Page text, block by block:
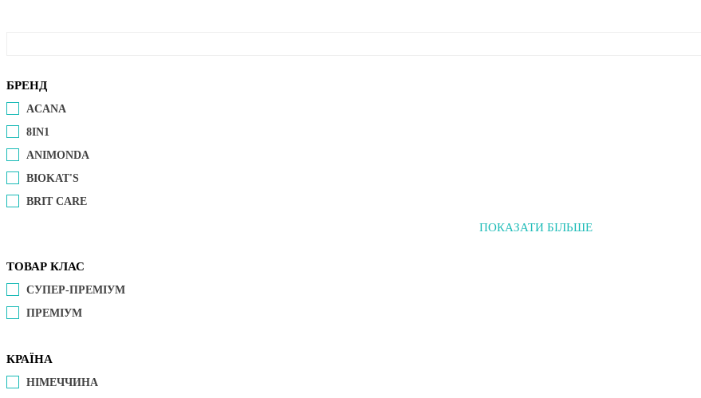
БРЕНД
ACANA
8IN1
ANIMONDA
BIOKAT'S
BRIT CARE
ПОКАЗАТИ БІЛЬШЕ
ТОВАР КЛАС
СУПЕР-ПРЕМІУМ
ПРЕМІУМ
КРАЇНА
НІМЕЧЧИНА